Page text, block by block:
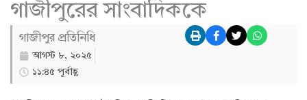
গাজীপুরের সাংবাদিককে
গাজীপুর প্রতিনিধি
আগস্ট ৮, ২০২৫
১১:৪৫ পূর্বাহ্ণ